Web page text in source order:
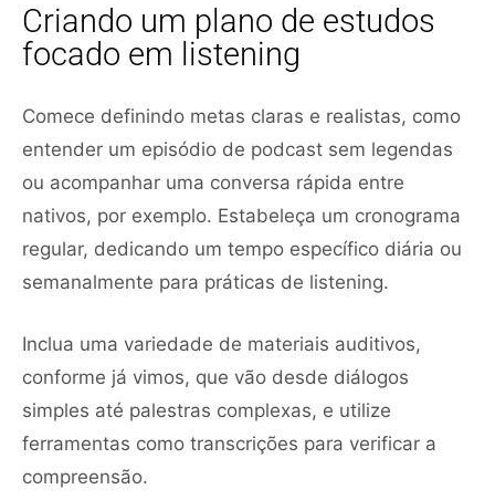
Criando um plano de estudos
focado em listening
Comece definindo metas claras e realistas, como
entender um episódio de podcast sem legendas
ou acompanhar uma conversa rápida entre
nativos, por exemplo. Estabeleça um cronograma
regular, dedicando um tempo específico diária ou
semanalmente para práticas de listening.
Inclua uma variedade de materiais auditivos,
conforme já vimos, que vão desde diálogos
simples até palestras complexas, e utilize
ferramentas como transcrições para verificar a
compreensão.